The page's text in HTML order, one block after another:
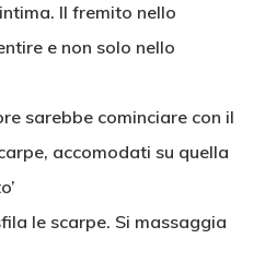
Il fremito nello
e non solo nello
sarebbe cominciare con il
accomodati su quella
le scarpe. Si massaggia